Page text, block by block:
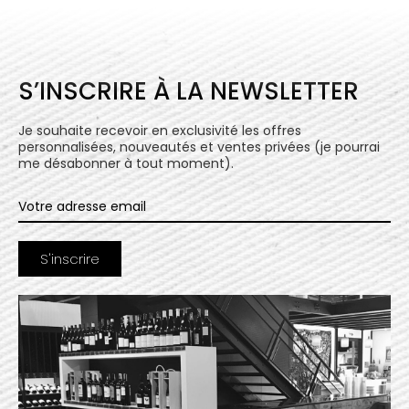
S’INSCRIRE À LA NEWSLETTER
Je souhaite recevoir en exclusivité les offres
personnalisées, nouveautés et ventes privées (je pourrai
me désabonner à tout moment).